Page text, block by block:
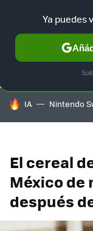
SELECCIÓN
HOY SE HABLA DE
IA Nintendo
El cereal
México de
después
Ya puedes